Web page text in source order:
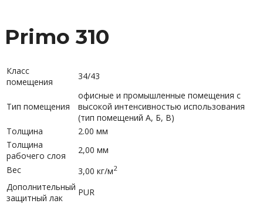
Primo 310
Класс
помещения
34/43
Тип помещения
офисные и промышленные помещения с
высокой интенсивностью использования
(тип помещений А, Б, В)
Толщина
2.00 мм
Толщина
рабочего слоя
2,00 мм
Вес
3,00 кг/м2
Дополнительный
защитный лак
PUR